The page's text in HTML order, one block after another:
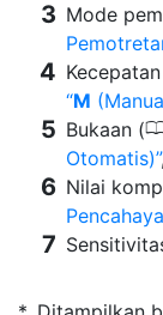
Mode
M
Bukaan (
Otomatis) ,
Nilai